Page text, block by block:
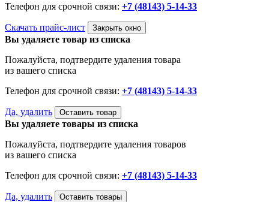
Телефон для срочной связи: +7 (48143) 5-14-33
Скачать прайс-лист Закрыть окно
Вы удаляете товар из списка
Пожалуйста, подтвердите удаления товара
из вашего списка
Телефон для срочной связи: +7 (48143) 5-14-33
Да, удалить Оставить товар
Вы удаляете товары из списка
Пожалуйста, подтвердите удаления товаров
из вашего списка
Телефон для срочной связи: +7 (48143) 5-14-33
Да, удалить Оставить товары